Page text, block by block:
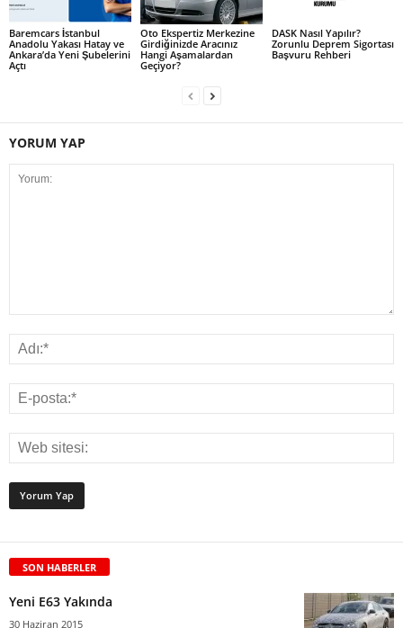
Baremcars İstanbul
Anadolu Yakası Hatay ve
Ankara’da Yeni Şubelerini
Açtı
Oto Ekspertiz Merkezine
Girdiğinizde Aracınız
Hangi Aşamalardan
Geçiyor?
DASK Nasıl Yapılır?
Zorunlu Deprem Sigortası
Başvuru Rehberi
YORUM YAP
SON HABERLER
Yeni E63 Yakında
30 Haziran 2015